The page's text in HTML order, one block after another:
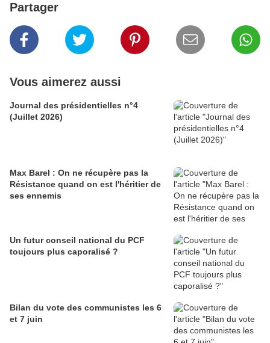
Partager
Vous aimerez aussi
Journal des présidentielles n°4
(Juillet 2026)
Max Barel : On ne récupère pas la
Résistance quand on est l'héritier de
ses ennemis
Un futur conseil national du PCF
toujours plus caporalisé ?
Bilan du vote des communistes les 6
et 7 juin